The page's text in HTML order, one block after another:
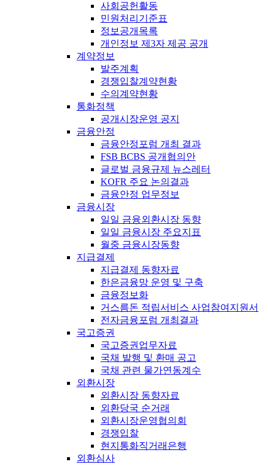
사회공헌활동
민원처리기준표
정보공개목록
개인정보 제3자 제공 공개
계약정보
발주계획
경쟁입찰계약현황
수의계약현황
통화정책
공개시장운영 공지
금융안정
금융안정포럼 개최 결과
FSB BCBS 공개협의안
글로벌 금융규제 뉴스레터
KOFR 주요 논의결과
금융안정 업무정보
금융시장
일일 금융외환시장 동향
일일 금융시장 주요지표
월중 금융시장동향
지급결제
지급결제 동향자료
한은금융망 운영 및 구축
금융정보화
거스름돈 적립서비스 사업참여지원서
전자금융포럼 개최결과
국고증권
국고증권업무자료
국채 발행 및 환매 공고
국채 관련 물가연동계수
외환시장
외환시장 동향자료
외환당국 순거래
외환시장운영협의회
경쟁입찰
현지통화직거래은행
외환심사